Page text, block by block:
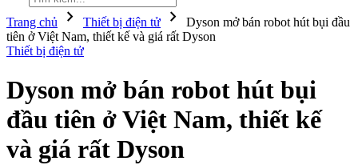
Trang chủ chevron_right Thiết bị điện tử chevron_right
Dyson mở bán robot hút bụi đầu
tiên ở Việt Nam, thiết kế và giá rất Dyson
Thiết bị điện tử
Dyson mở bán robot hút bụi
đầu tiên ở Việt Nam, thiết kế
và giá rất Dyson